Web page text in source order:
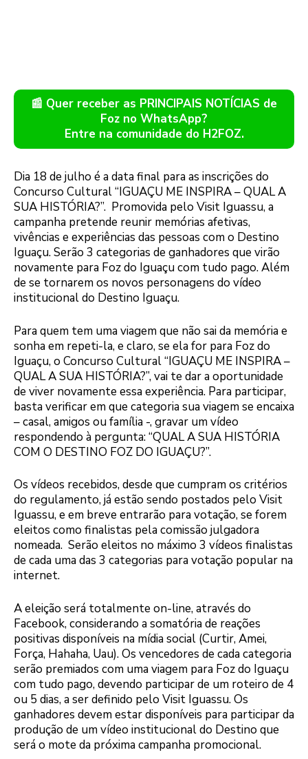
📰 Quer receber as PRINCIPAIS NOTÍCIAS de
Foz no WhatsApp?
Entre na comunidade do H2FOZ.
Dia 18 de julho é a data final para as inscrições do
Concurso Cultural “IGUAÇU ME INSPIRA – QUAL A
SUA HISTÓRIA?”. Promovida pelo Visit Iguassu, a
campanha pretende reunir memórias afetivas,
vivências e experiências das pessoas com o Destino
Iguaçu. Serão 3 categorias de ganhadores que virão
novamente para Foz do Iguaçu com tudo pago. Além
de se tornarem os novos personagens do vídeo
institucional do Destino Iguaçu.
Para quem tem uma viagem que não sai da memória e
sonha em repeti-la, e claro, se ela for para Foz do
Iguaçu, o Concurso Cultural “IGUAÇU ME INSPIRA –
QUAL A SUA HISTÓRIA?”, vai te dar a oportunidade
de viver novamente essa experiência. Para participar,
basta verificar em que categoria sua viagem se encaixa
– casal, amigos ou família -, gravar um vídeo
respondendo à pergunta: “QUAL A SUA HISTÓRIA
COM O DESTINO FOZ DO IGUAÇU?”.
Os vídeos recebidos, desde que cumpram os critérios
do regulamento, já estão sendo postados pelo Visit
Iguassu, e em breve entrarão para votação, se forem
eleitos como finalistas pela comissão julgadora
nomeada. Serão eleitos no máximo 3 vídeos finalistas
de cada uma das 3 categorias para votação popular na
internet.
A eleição será totalmente on-line, através do
Facebook, considerando a somatória de reações
positivas disponíveis na mídia social (Curtir, Amei,
Força, Hahaha, Uau). Os vencedores de cada categoria
serão premiados com uma viagem para Foz do Iguaçu
com tudo pago, devendo participar de um roteiro de 4
ou 5 dias, a ser definido pelo Visit Iguassu. Os
ganhadores devem estar disponíveis para participar da
produção de um vídeo institucional do Destino que
será o mote da próxima campanha promocional.